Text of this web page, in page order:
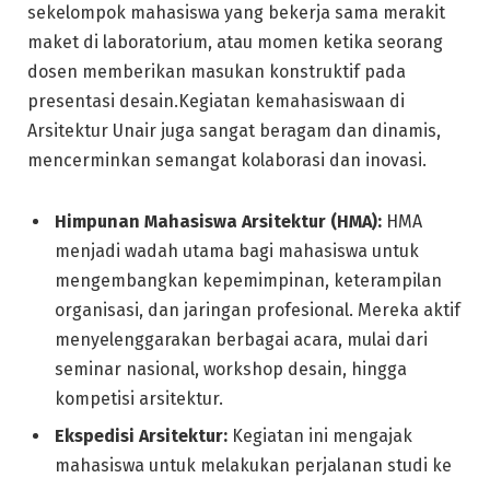
sekelompok mahasiswa yang bekerja sama merakit
maket di laboratorium, atau momen ketika seorang
dosen memberikan masukan konstruktif pada
presentasi desain.Kegiatan kemahasiswaan di
Arsitektur Unair juga sangat beragam dan dinamis,
mencerminkan semangat kolaborasi dan inovasi.
Himpunan Mahasiswa Arsitektur (HMA): HMA
menjadi wadah utama bagi mahasiswa untuk
mengembangkan kepemimpinan, keterampilan
organisasi, dan jaringan profesional. Mereka aktif
menyelenggarakan berbagai acara, mulai dari
seminar nasional, workshop desain, hingga
kompetisi arsitektur.
Ekspedisi Arsitektur: Kegiatan ini mengajak
mahasiswa untuk melakukan perjalanan studi ke